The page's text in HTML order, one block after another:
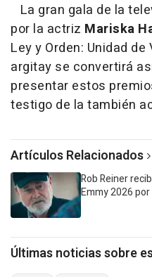
La gran gala de la
por la actriz Mariska
Ley y Orden: Unidad
argitay se convertirá
presentar estos
testigo de la también
Artículos Relacionados
Rob Reiner
Emmy 2026
Últimas noticias sobre